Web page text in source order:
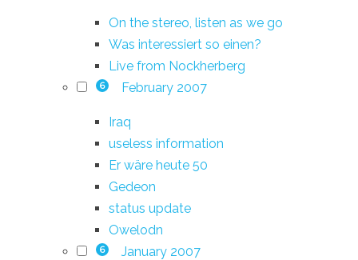
On the stereo, listen as we go
Was interessiert so einen?
Live from Nockherberg
6 February 2007
Iraq
useless information
Er wäre heute 50
Gedeon
status update
Owelodn
6 January 2007